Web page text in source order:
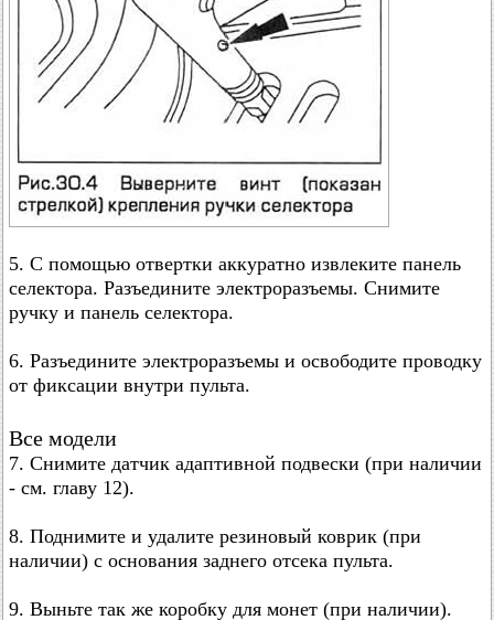
5. С помощью отвертки аккуратно извлеките панель
селектора. Разъедините электроразъемы. Снимите
ручку и панель селектора.
6. Разъедините электроразъемы и освободите проводку
от фиксации внутри пульта.
Все модели
7. Снимите датчик адаптивной подвески (при наличии
- см. главу 12).
8. Поднимите и удалите резиновый коврик (при
наличии) с основания заднего отсека пульта.
9. Выньте так же коробку для монет (при наличии).